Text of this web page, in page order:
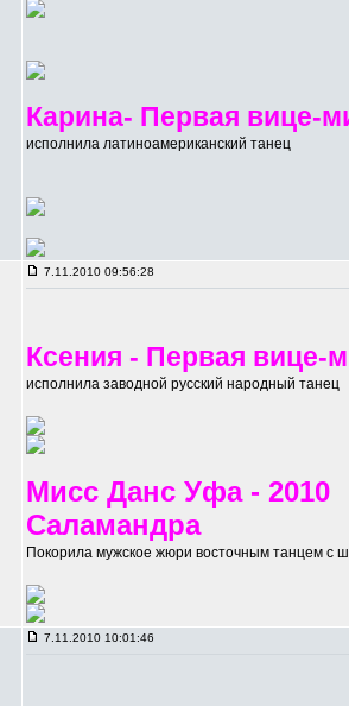
Карина- Первая вице-
исполнила латиноамериканский танец
7.11.2010 09:56:28
Ксения - Первая вице-
исполнила заводной русский народный танец
Мисс Данс Уфа - 2010
Саламандра
Покорила мужское жюри восточным танцем с
7.11.2010 10:01:46